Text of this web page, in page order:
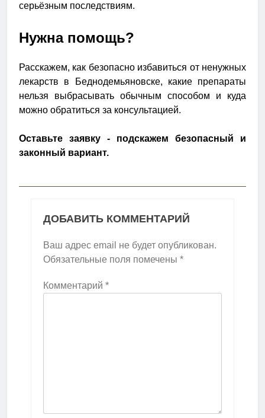
серьёзным последствиям.
Нужна помощь?
Расскажем, как безопасно избавиться от ненужных
лекарств в Беднодемьяновске, какие препараты
нельзя выбрасывать обычным способом и куда
можно обратиться за консультацией.
Оставьте заявку - подскажем безопасный и
законный вариант.
ДОБАВИТЬ КОММЕНТАРИЙ
Ваш адрес email не будет опубликован.
Обязательные поля помечены *
Комментарий *